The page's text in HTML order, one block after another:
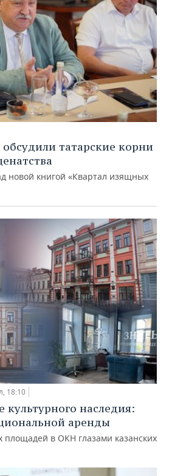
татарские корни
новой книгой «Квартал изящных
18:10
культурного наследия:
аренды
площадей в ОКН глазами казанских